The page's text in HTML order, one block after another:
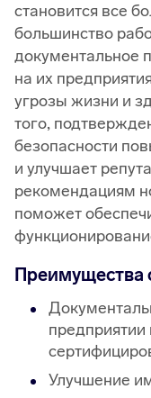
становится все
большинство
документальное
на их
угрозы жизни и
того,
безопасности
и улучшает
рекомендациям
поможет
Преимущества
предприятии
Улучшение